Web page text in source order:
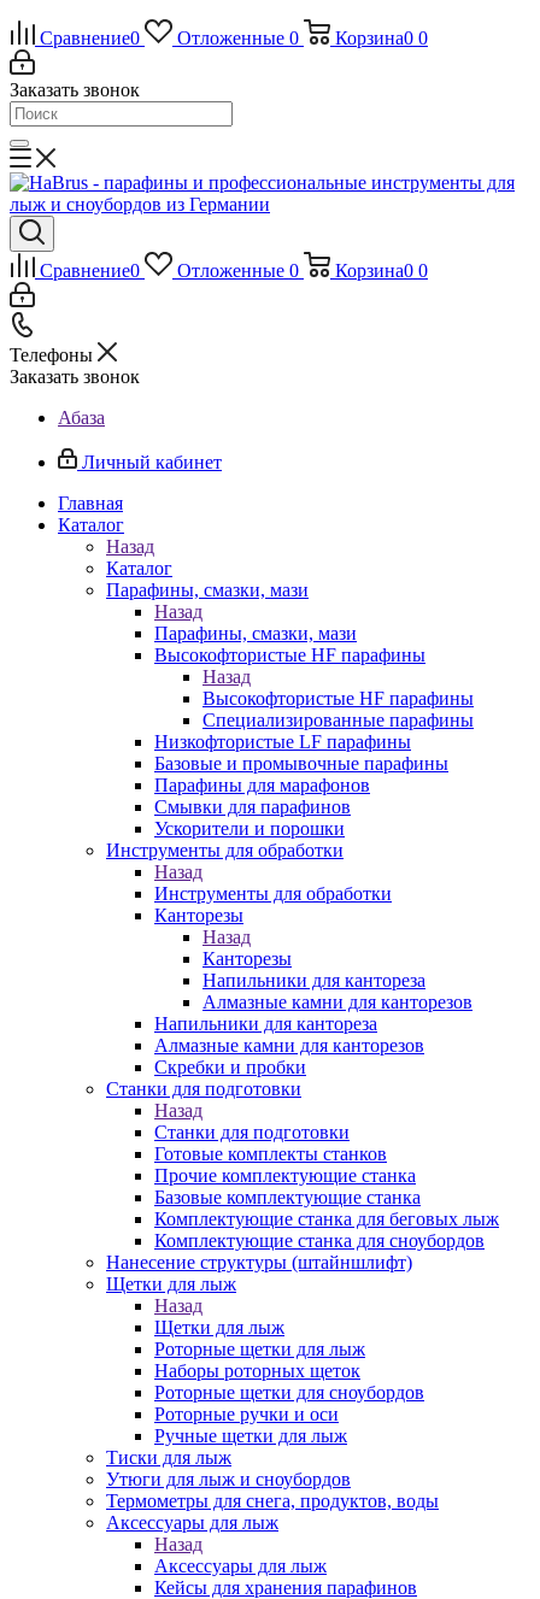
Сравнение0 Отложенные 0 Корзина0 0
Заказать звонок
Сравнение0 Отложенные 0 Корзина0 0
Телефоны
Заказать звонок
Абаза
Личный кабинет
Главная
Каталог
Назад
Каталог
Парафины, смазки, мази
Назад
Парафины, смазки, мази
Высокофтористые HF парафины
Назад
Высокофтористые HF парафины
Специализированные парафины
Низкофтористые LF парафины
Базовые и промывочные парафины
Парафины для марафонов
Смывки для парафинов
Ускорители и порошки
Инструменты для обработки
Назад
Инструменты для обработки
Канторезы
Назад
Канторезы
Напильники для кантореза
Алмазные камни для канторезов
Напильники для кантореза
Алмазные камни для канторезов
Скребки и пробки
Станки для подготовки
Назад
Станки для подготовки
Готовые комплекты станков
Прочие комплектующие станка
Базовые комплектующие станка
Комплектующие станка для беговых лыж
Комплектующие станка для сноубордов
Нанесение структуры (штайншлифт)
Щетки для лыж
Назад
Щетки для лыж
Роторные щетки для лыж
Наборы роторных щеток
Роторные щетки для сноубордов
Роторные ручки и оси
Ручные щетки для лыж
Тиски для лыж
Утюги для лыж и сноубордов
Термометры для снега, продуктов, воды
Аксессуары для лыж
Назад
Аксессуары для лыж
Кейсы для хранения парафинов